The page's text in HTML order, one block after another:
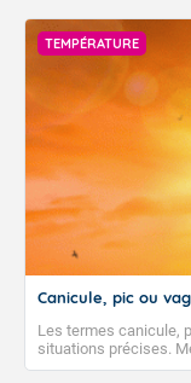
TEMPÉRATURE
Canicule, pic ou
Les termes canicule,
situations précises.
climatologiques pour